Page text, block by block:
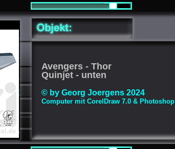
Avengers - Thor
Quinjet - unten
© by Georg Joergens 2024
Computer mit CorelDraw 7.0 & Photoshop